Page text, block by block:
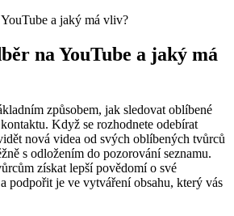
na YouTube a jaký má
způsobem, jak sledovat oblíbené
Když se rozhodnete odebírat
nová videa od svých oblíbených tvůrců
s odložením do pozorování seznamu.
získat lepší povědomí o své
podpořit je ve vytváření obsahu, který vás